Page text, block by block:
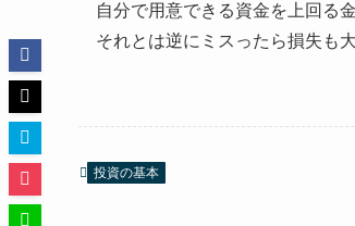
自分で用意できる資金を上回る
それとは逆にミスったら損失も
投資の基本